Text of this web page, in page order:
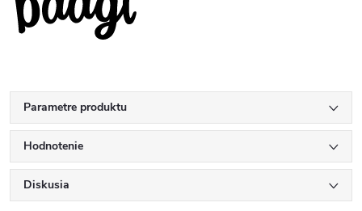
Parametre produktu
Hodnotenie
Diskusia